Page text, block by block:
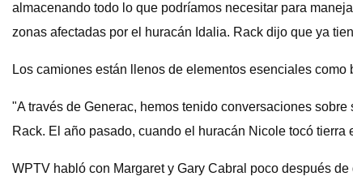
almacenando todo lo que podríamos necesitar para
zonas afectadas por el huracán Idalia. Rack dijo que ya
Los camiones están llenos de elementos esenciales
"A través de Generac, hemos tenido conversaciones
Rack. El año pasado, cuando el huracán Nicole tocó
WPTV habló con Margaret y Gary Cabral poco después